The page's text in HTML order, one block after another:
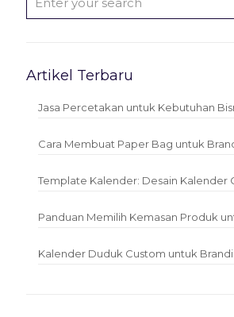
Artikel Terbaru
Jasa Percetakan untuk Kebutuhan
Cara Membuat Paper Bag untuk
Template Kalender: Desain Kalender
Panduan Memilih Kemasan Produk
Kalender Duduk Custom untuk